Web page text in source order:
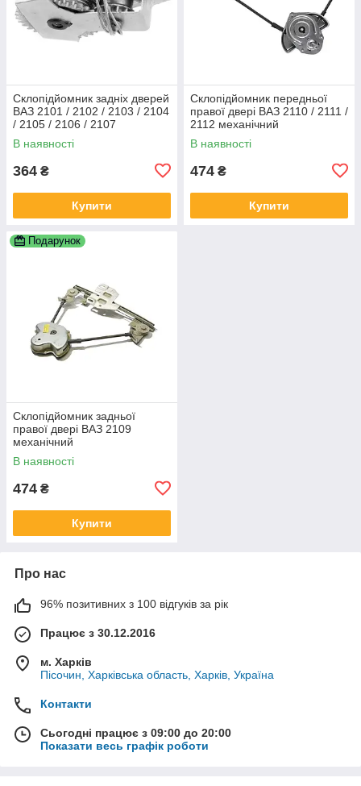
Склопідйомник задніх дверей
ВАЗ 2101 / 2102 / 2103 / 2104
/ 2105 / 2106 / 2107
механічний
В наявності
364 ₴
Купити
Склопідйомник передньої
правої двері ВАЗ 2110 / 2111 /
2112 механічний
В наявності
474 ₴
Купити
Подарунок
Склопідйомник задньої
правої двері ВАЗ 2109
механічний
В наявності
474 ₴
Купити
Про нас
96% позитивних з 100 відгуків за рік
Працює з 30.12.2016
м. Харків
Пісочин, Харківська область, Харків, Україна
Контакти
Сьогодні працює з 09:00 до 20:00
Показати весь графік роботи